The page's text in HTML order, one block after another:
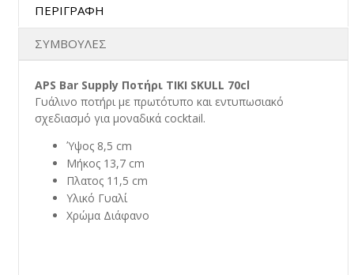
ΠΕΡΙΓΡΑΦΗ
ΣΥΜΒΟΥΛΕΣ
APS Bar Supply Ποτήρι TIKI SKULL 70cl
Γυάλινο ποτήρι με πρωτότυπο και εντυπωσιακό
σχεδιασμό για μοναδικά cocktail.
Ύψος 8,5 cm
Μήκος 13,7 cm
Πλατος 11,5 cm
Υλικό Γυαλί
Χρώμα Διάφανο